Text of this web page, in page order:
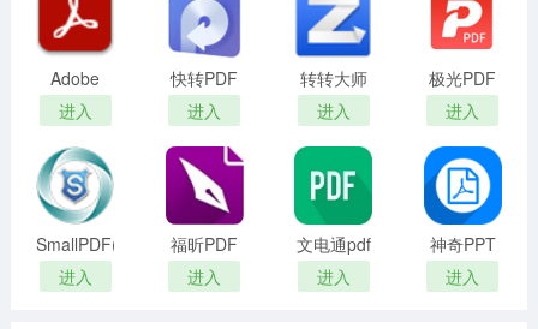
Adobe
Acrobat
Reader(PDF
阅读器)
进入
快转PDF
格式转换
器
进入
转转大师
PDF转换
器
进入
极光PDF
阅读器pc
版
进入
SmallPDF(免
费转换工
具)
进入
福昕PDF
编辑器
进入
文电通pdf
进入
神奇PPT
转PDF软
件无广告
进入